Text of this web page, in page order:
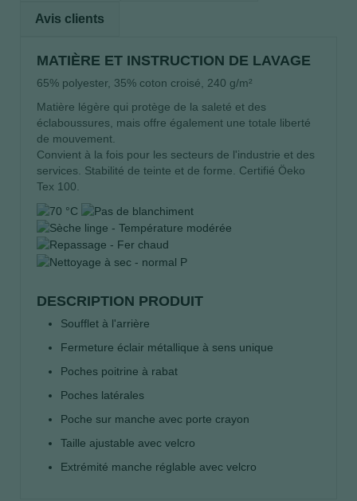
Avis clients
MATIÈRE ET INSTRUCTION DE LAVAGE
65% polyester, 35% coton croisé, 240 g/m²
Matière légère qui protège de la saleté et des
éclaboussures, mais offre également une totale liberté
de mouvement.
Convient à la fois pour les secteurs de l'industrie et des
services. Stabilité de teinte et de forme. Certifié Öeko
Tex 100.
DESCRIPTION PRODUIT
Soufflet à l'arrière
Fermeture éclair métallique à sens unique
Poches poitrine à rabat
Poches latérales
Poche sur manche avec porte crayon
Taille ajustable avec velcro
Extrémité manche réglable avec velcro